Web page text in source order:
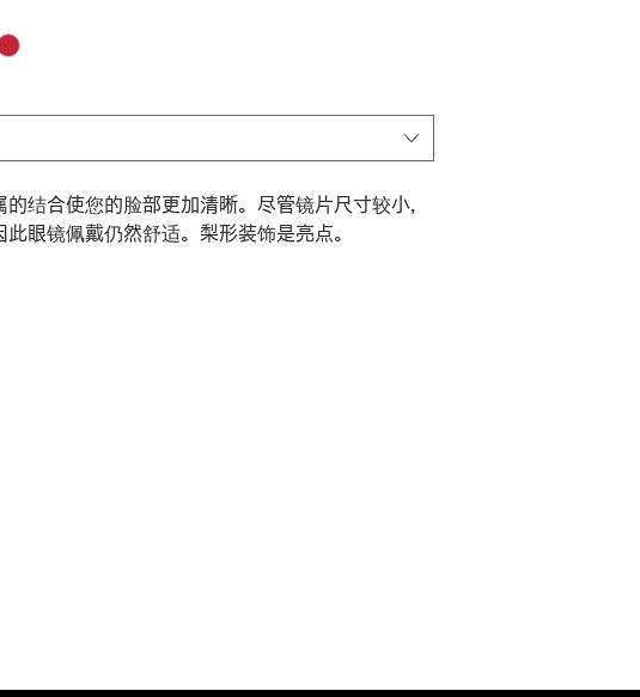
结合使您的脸部更加清晰。尽管镜片尺寸较小，
眼镜佩戴仍然舒适。梨形装饰是亮点。